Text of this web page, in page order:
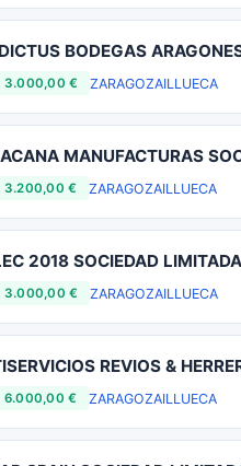
BODEGAS
3.000,00 € ZARAGOZAILLUECA
MANUFACTURAS
3.200,00 € ZARAGOZAILLUECA
2018 SOCIEDAD LIMITADA
3.000,00 € ZARAGOZAILLUECA
REVIOS &
6.000,00 € ZARAGOZAILLUECA